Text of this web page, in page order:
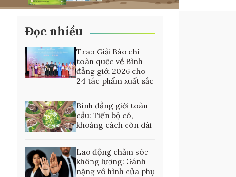
Đọc nhiều
Trao Giải Báo chí
toàn quốc về Bình
đẳng giới 2026 cho
24 tác phẩm xuất sắc
Bình đẳng giới toàn
cầu: Tiến bộ có,
khoảng cách còn dài
Lao động chăm sóc
không lương: Gánh
nặng vô hình của phụ